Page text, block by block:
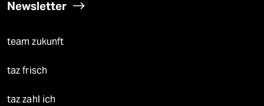
Newsletter
team zukunft
taz frisch
taz zahl ich